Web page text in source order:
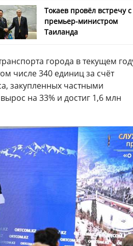
Токаев провёл встречу с
премьер-министром
Таиланда
города в текущем
числе 340 единиц за счёт
закупленных частными
на 33% и достиг 1,6 млн